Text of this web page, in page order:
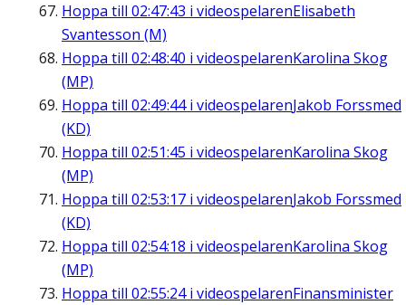
Hoppa till 02:47:43 i videospelarenElisabeth
Svantesson (M)
Hoppa till 02:48:40 i videospelarenKarolina Skog
(MP)
Hoppa till 02:49:44i videospelarenJakob Forssmed
(KD)
Hoppa till 02:51:45 i videospelarenKarolina Skog
(MP)
Hoppa till 02:53:17 i videospelarenJakob Forssmed
(KD)
Hoppa till 02:54:18 i videospelarenKarolina Skog
(MP)
Hoppa till 02:55:24i videospelarenFinansminister